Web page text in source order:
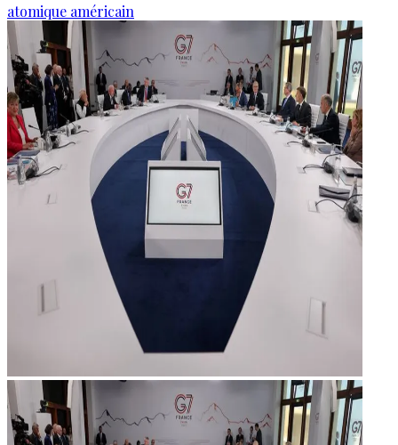
atomique américain